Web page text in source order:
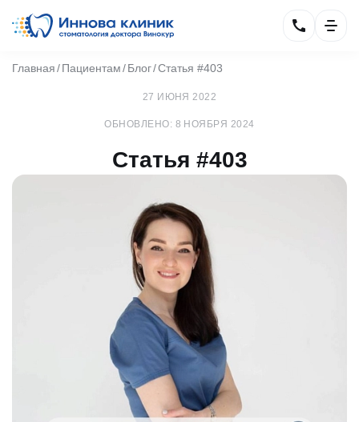
Главная Пациентам Блог Статья #403
27 ИЮНЯ 2022
ОБНОВЛЕНО: 8 НОЯБРЯ 2024
Статья #403